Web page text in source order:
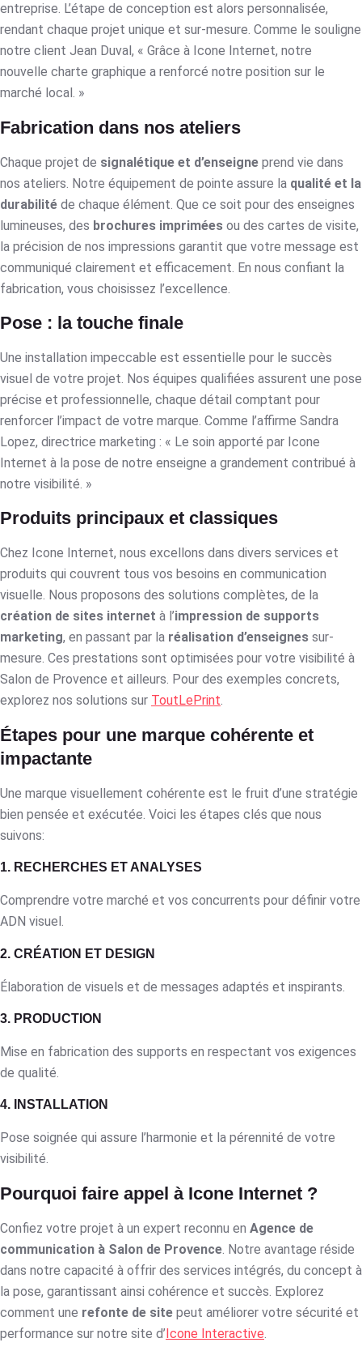
entreprise. L’étape de conception est alors personnalisée,
rendant chaque projet unique et sur-mesure. Comme le souligne
notre client Jean Duval, « Grâce à Icone Internet, notre
nouvelle charte graphique a renforcé notre position sur le
marché local. »
Fabrication dans nos ateliers
Chaque projet de signalétique et d’enseigne prend vie dans
nos ateliers. Notre équipement de pointe assure la qualité et la
durabilité de chaque élément. Que ce soit pour des enseignes
lumineuses, des brochures imprimées ou des cartes de visite,
la précision de nos impressions garantit que votre message est
communiqué clairement et efficacement. En nous confiant la
fabrication, vous choisissez l’excellence.
Pose : la touche finale
Une installation impeccable est essentielle pour le succès
visuel de votre projet. Nos équipes qualifiées assurent une pose
précise et professionnelle, chaque détail comptant pour
renforcer l’impact de votre marque. Comme l’affirme Sandra
Lopez, directrice marketing : « Le soin apporté par Icone
Internet à la pose de notre enseigne a grandement contribué à
notre visibilité. »
Produits principaux et classiques
Chez Icone Internet, nous excellons dans divers services et
produits qui couvrent tous vos besoins en communication
visuelle. Nous proposons des solutions complètes, de la
création de sites internet à l’impression de supports
marketing, en passant par la réalisation d’enseignes sur-
mesure. Ces prestations sont optimisées pour votre visibilité à
Salon de Provence et ailleurs. Pour des exemples concrets,
explorez nos solutions sur ToutLePrint.
Étapes pour une marque cohérente et
impactante
Une marque visuellement cohérente est le fruit d’une stratégie
bien pensée et exécutée. Voici les étapes clés que nous
suivons:
1. RECHERCHES ET ANALYSES
Comprendre votre marché et vos concurrents pour définir votre
ADN visuel.
2. CRÉATION ET DESIGN
Élaboration de visuels et de messages adaptés et inspirants.
3. PRODUCTION
Mise en fabrication des supports en respectant vos exigences
de qualité.
4. INSTALLATION
Pose soignée qui assure l’harmonie et la pérennité de votre
visibilité.
Pourquoi faire appel à Icone Internet ?
Confiez votre projet à un expert reconnu en Agence de
communication à Salon de Provence . Notre avantage réside
dans notre capacité à offrir des services intégrés, du concept à
la pose, garantissant ainsi cohérence et succès. Explorez
comment une refonte de site peut améliorer votre sécurité et
performance sur notre site d’Icone Interactive